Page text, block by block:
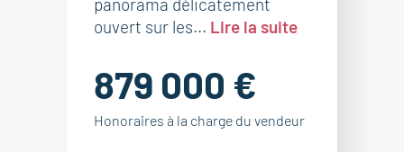
ouvert sur les... Lire la suite
879 000 €
Honoraires à la charge du vendeur